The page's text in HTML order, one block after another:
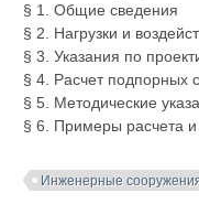
§ 1. Общие сведения
§ 2. Нагрузки и
§ 3. Указания по
§ 4. Расчет подпорных
§ 5. Методические
§ 6. Примеры расчета и
Инженерные